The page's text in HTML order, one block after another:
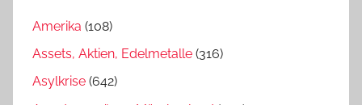
Amerika (108)
Assets, Aktien, Edelmetalle (316)
Asylkrise (642)